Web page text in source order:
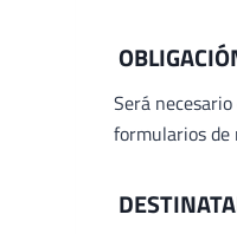
Será
formularios de